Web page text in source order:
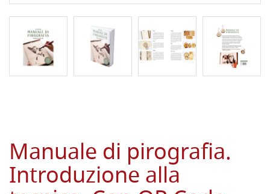
Manuale di pirografia.
Introduzione alla